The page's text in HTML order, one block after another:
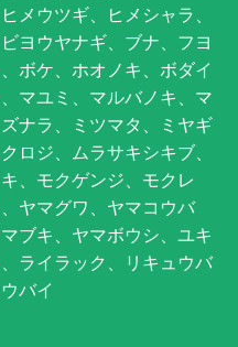
メウツギ、ヒメシャラ、
ヨウヤナギ、ブナ、フヨ
ボケ、ホオノキ、ボダイ
マユミ、マルバノキ、マ
ナラ、ミツマタ、ミヤギ
ロジ、ムラサキシキブ、
、モクゲンジ、モクレ
ヤマグワ、ヤマコウバ
ブキ、ヤマボウシ、ユキ
ライラック、リキュウバ
バイ